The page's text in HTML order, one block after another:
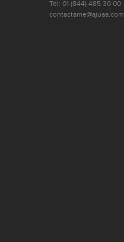
Tel: 01 (844) 485 30 00
contactame@ajuaa.com